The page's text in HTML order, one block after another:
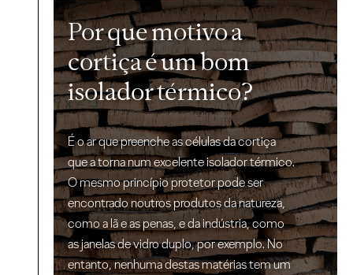
Por que motivo a
cortiça é um bom
isolador térmico?
É o ar que preenche as células da cortiça
que a torna num excelente isolador térmico.
O mesmo princípio protetor pode ser
encontrado noutros produtos da natureza,
como a lã e as penas, e da indústria, como
as janelas de vidro duplo, por exemplo. No
entanto, nenhuma destas matérias tem um